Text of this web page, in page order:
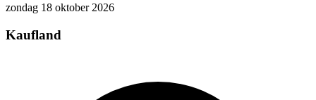
zondag 18 oktober 2026
Kaufland